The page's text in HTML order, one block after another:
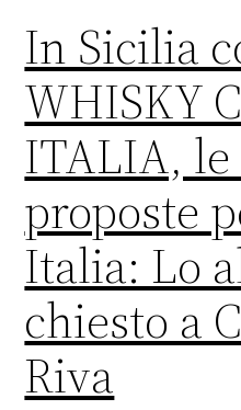
In Sicilia
WHISKY
ITALIA,
proposte
Italia: Lo
chiesto a
Riva